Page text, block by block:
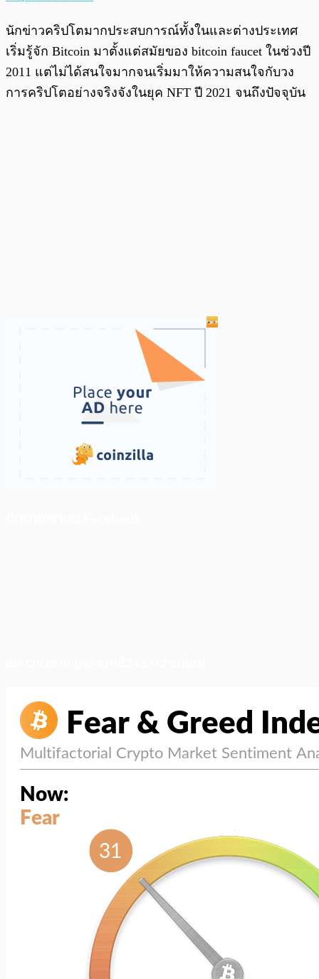
นักข่าวคริปโตมากประสบการณ์ทั้งในและต่างประเทศ
เริ่มรู้จัก Bitcoin มาตั้งแต่สมัยของ bitcoin faucet ในช่วงปี
2011 แต่ไม่ได้สนใจมากจนเริ่มมาให้ความสนใจกับวง
การคริปโตอย่างจริงจังในยุค NFT ปี 2021 จนถึงปัจจุบัน